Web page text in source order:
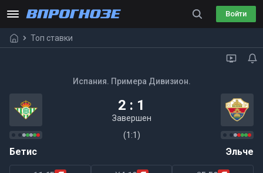
Войти
Топ ставки
Испания. Примера Дивизион.
2 : 1
Завершен
(1:1)
Бетис Эльче